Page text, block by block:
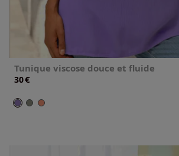
Tunique viscose douce et fluide
30€